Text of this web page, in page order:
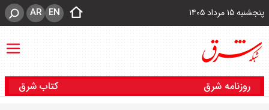
پنجشنبه ۱۵ مرداد ۱۴۰۵ EN
AR
روزنامه شرق کتاب شرق